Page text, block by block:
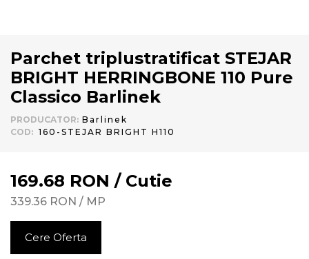
Parchet triplustratificat STEJAR
BRIGHT HERRINGBONE 110 Pure
Classico Barlinek
PRODUCATOR: Barlinek
COD: 160-STEJAR BRIGHT H110
169.68 RON / Cutie
339.36 RON / MP
Cere Oferta